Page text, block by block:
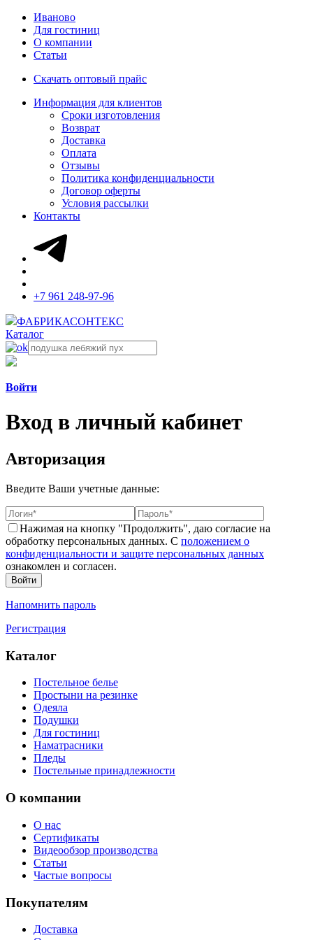
Иваново
Для гостиниц
О компании
Статьи
Скачать оптовый прайс
Информация для клиентов
Сроки изготовления
Возврат
Доставка
Оплата
Отзывы
Политика конфиденциальности
Договор оферты
Условия рассылки
Контакты
+7 961 248-97-96
ФАБРИКАСОНТЕКС
Каталог
Войти
Вход в личный кабинет
Авторизация
Введите Ваши учетные данные:
Нажимая на кнопку "Продолжить", даю согласие на
обработку персональных данных. С положением о
конфиденциальности и защите персональных данных
ознакомлен и согласен.
Напомнить пароль
Регистрация
Каталог
Постельное белье
Простыни на резинке
Одеяла
Подушки
Для гостиниц
Наматрасники
Пледы
Постельные принадлежности
О компании
О нас
Сертификаты
Видеообзор производства
Статьи
Частые вопросы
Покупателям
Доставка